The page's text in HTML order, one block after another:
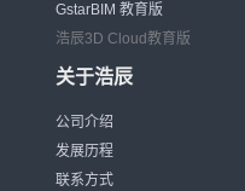
GstarBIM 教育版
浩辰3D Cloud教育版
关于浩辰
公司介绍
发展历程
联系方式